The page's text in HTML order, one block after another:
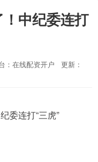
中纪委连打
：在线配资开户
更新：